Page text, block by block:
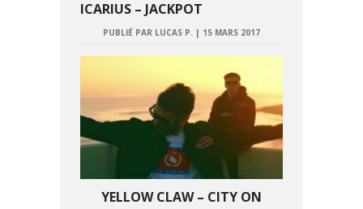
ICARIUS – JACKPOT
PUBLIÉ PAR LUCAS P. | 15 MARS 2017
YELLOW CLAW – CITY ON